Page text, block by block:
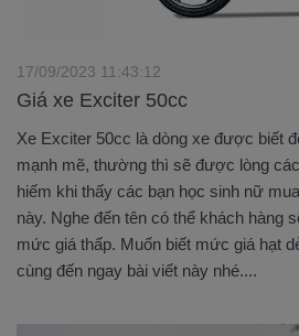
Giá xe Exciter 50cc
17/09/2023 11:43:12
Xe Exciter 50cc là dòng xe được biết
mạnh mẽ, thường thì sẽ được lòng
hiếm khi thấy các bạn học sinh nữ
này. Nghe đến tên có thể khách hàng
mức giá thấp. Muốn biết mức giá hạt
cùng đến ngay bài viết này nhé....